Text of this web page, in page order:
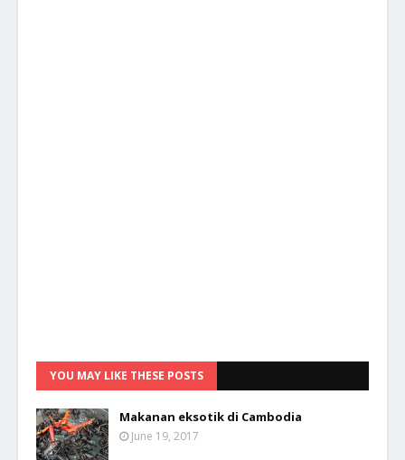
YOU MAY LIKE THESE POSTS
Makanan eksotik di Cambodia
June 19, 2017